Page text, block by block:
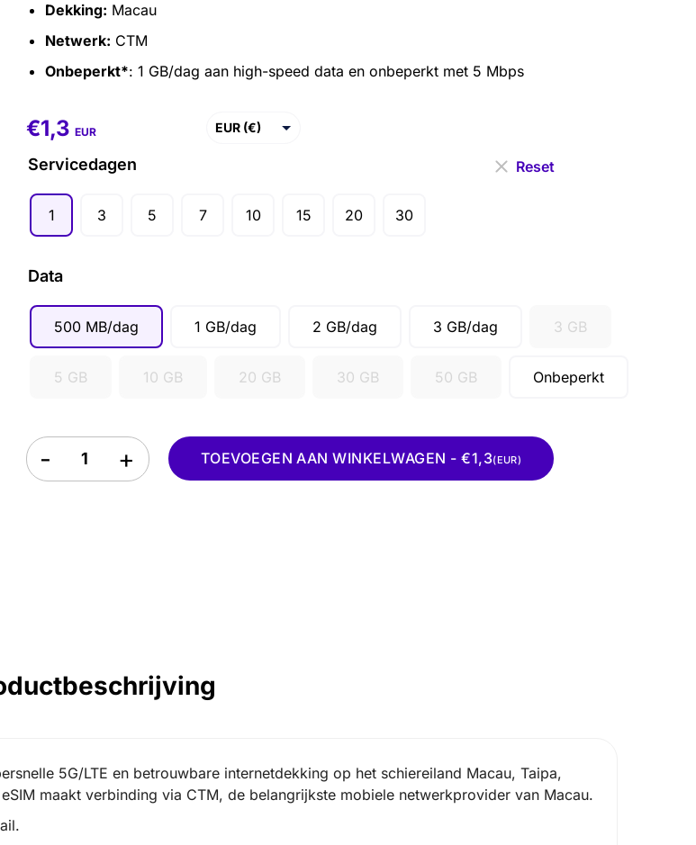
Dekking: Macau
Netwerk: CTM
Onbeperkt*: 1 GB/dag aan high-speed data en onbeperkt met 5 Mbps
€1,3 –€ EUR (€)
Servicedagen
1 3 5 7 10 15 20 30
Data
500 MB/dag 1 GB/dag 2 GB/dag 3 GB/dag 3 GB
5 GB 10 GB 20 GB 30 GB 50 GB Onbeperkt
Reset
€1,3 EUR
Macau eSIM quantity
TOEVOEGEN AAN WINKELWAGEN - €1,3(EUR)
5G/LTE en betrouwbare internetdekking op het schiereiland Macau, Taipa,
maakt verbinding via CTM, de belangrijkste mobiele netwerkprovider van Macau.